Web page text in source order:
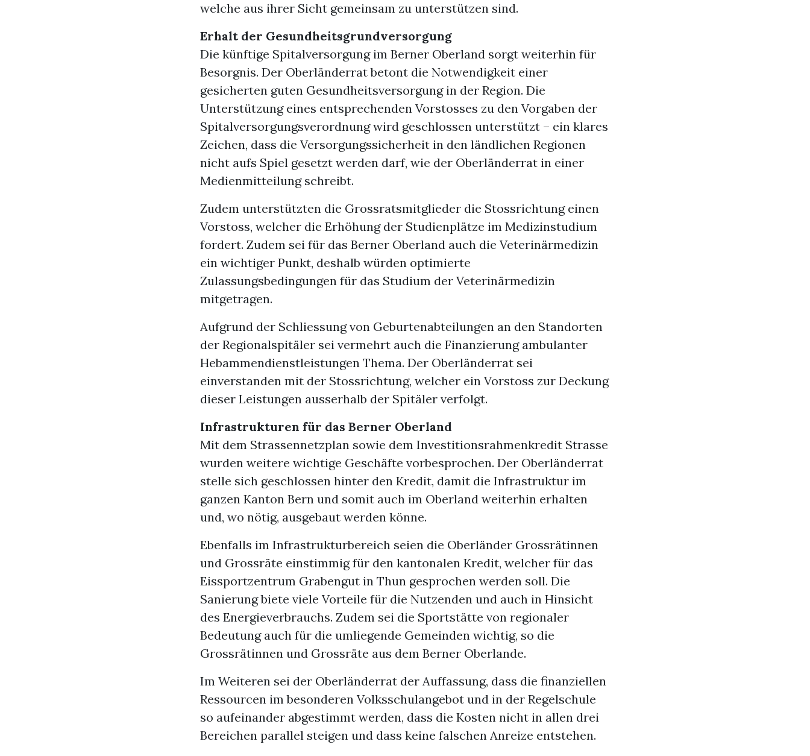
welche aus ihrer Sicht gemeinsam zu unterstützen sind.
Erhalt der Gesundheitsgrundversorgung
Die künftige Spitalversorgung im Berner Oberland sorgt weiterhin für
Besorgnis. Der Oberländerrat betont die Notwendigkeit einer
gesicherten guten Gesundheitsversorgung in der Region. Die
Unterstützung eines entsprechenden Vorstosses zu den Vorgaben der
Spitalversorgungsverordnung wird geschlossen unterstützt – ein klares
Zeichen, dass die Versorgungssicherheit in den ländlichen Regionen
nicht aufs Spiel gesetzt werden darf, wie der Oberländerrat in einer
Medienmitteilung schreibt.
Zudem unterstützten die Grossratsmitglieder die Stossrichtung einen
Vorstoss, welcher die Erhöhung der Studienplätze im Medizinstudium
fordert. Zudem sei für das Berner Oberland auch die Veterinärmedizin
ein wichtiger Punkt, deshalb würden optimierte
Zulassungsbedingungen für das Studium der Veterinärmedizin
mitgetragen.
Aufgrund der Schliessung von Geburtenabteilungen an den Standorten
der Regionalspitäler sei vermehrt auch die Finanzierung ambulanter
Hebammendienstleistungen Thema. Der Oberländerrat sei
einverstanden mit der Stossrichtung, welcher ein Vorstoss zur Deckung
dieser Leistungen ausserhalb der Spitäler verfolgt.
Infrastrukturen für das Berner Oberland
Mit dem Strassennetzplan sowie dem Investitionsrahmenkredit Strasse
wurden weitere wichtige Geschäfte vorbesprochen. Der Oberländerrat
stelle sich geschlossen hinter den Kredit, damit die Infrastruktur im
ganzen Kanton Bern und somit auch im Oberland weiterhin erhalten
und, wo nötig, ausgebaut werden könne.
Ebenfalls im Infrastrukturbereich seien die Oberländer Grossrätinnen
und Grossräte einstimmig für den kantonalen Kredit, welcher für das
Eissportzentrum Grabengut in Thun gesprochen werden soll. Die
Sanierung biete viele Vorteile für die Nutzenden und auch in Hinsicht
des Energieverbrauchs. Zudem sei die Sportstätte von regionaler
Bedeutung auch für die umliegende Gemeinden wichtig, so die
Grossrätinnen und Grossräte aus dem Berner Oberlande.
Im Weiteren sei der Oberländerrat der Auffassung, dass die finanziellen
Ressourcen im besonderen Volksschulangebot und in der Regelschule
so aufeinander abgestimmt werden, dass die Kosten nicht in allen drei
Bereichen parallel steigen und dass keine falschen Anreize entstehen.